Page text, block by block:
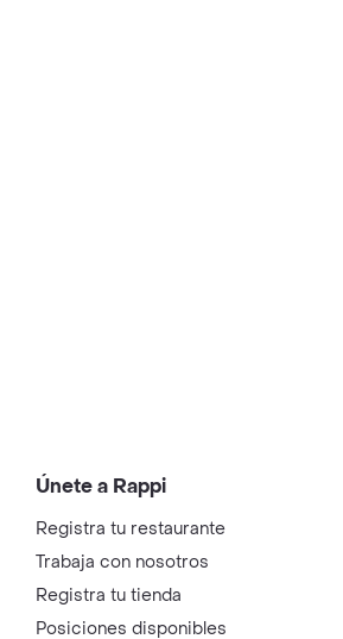
Únete a Rappi
Registra tu restaurante
Trabaja con nosotros
Registra tu tienda
Posiciones disponibles